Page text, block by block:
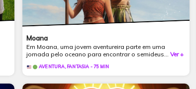
Moana
Em Moana, uma jovem aventureira parte em uma
jornada pelo oceano para encontrar o semideus... Ver +
AVENTURA, FANTASIA - 75 MIN